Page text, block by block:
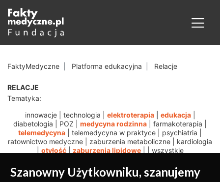
Szanowny Użytkowniku, szanujemy
FaktyMedyczne Platforma edukacyjna Relacje
RELACJE
Tematyka:
innowacje| technologia elektroterapia| edukacja|
diabetologia
POZ medycyna rodzinna farmakoterapia
telemedycyna
telemedycyna w praktyce psychiatria
ratownictwo medyczne
zaburzenia metaboliczne
kardiologia
otyłość| zaburzenia lipidowe| wszystkie